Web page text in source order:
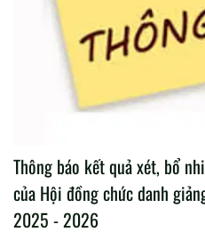
Thông báo kết quả xét, bổ
của Hội đồng chức danh
2025 - 2026